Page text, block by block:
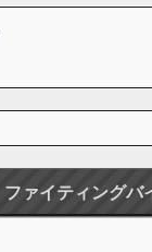
ファイティングバ